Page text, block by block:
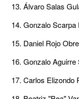
Álvaro Salas
Gonzalo Scarpa
Daniel Rojo
Gonzalo Aguirre
Carlos Elizondo